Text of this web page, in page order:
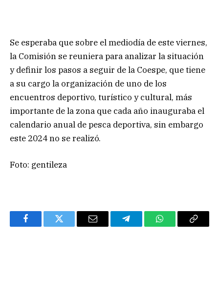
Se esperaba que sobre el mediodía de este viernes,
la Comisión se reuniera para analizar la situación
y definir los pasos a seguir de la Coespe, que tiene
a su cargo la organización de uno de los
encuentros deportivo, turístico y cultural, más
importante de la zona que cada año inauguraba el
calendario anual de pesca deportiva, sin embargo
este 2024 no se realizó.
Foto: gentileza
FacebookTwitter Email TelegramWhatsAppCopy